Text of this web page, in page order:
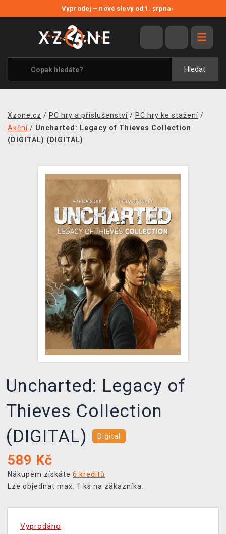
Výprodej – nové slevy od 1. srpna›
Hledat
VÝPRODEJ
VIDEOHRY
XZONE ORIGINALS
TÉMATIKY
MERCHANDISE
PRODEJNY
DOPRAVA
XZONE KLUB
TCG & BOARDGAME HUB
VÝKUP HER (BAZAR)
Xzone.cz / PC hry a příslušenství / PC hry ke stažení /
Akční / Uncharted: Legacy of Thieves Collection
(DIGITAL) (DIGITAL)
Uncharted: Legacy of
Thieves Collection
(DIGITAL)
Digital
589 Kč
Nákupem získáte 6 kreditů
Lze objednat max. 1 ks na zákazníka.
Vyprodáno